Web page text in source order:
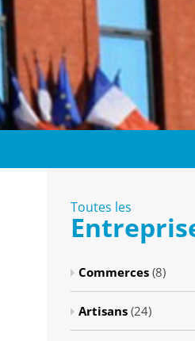
Toutes les
Commerces (8)
Artisans (24)